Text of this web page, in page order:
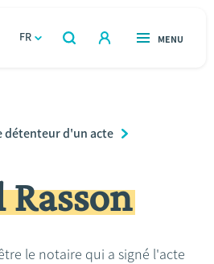
FR
OUVERT
RECHERCHER
OUVERT
MENU
détenteur d'un acte
le notaire qui a signé l'acte